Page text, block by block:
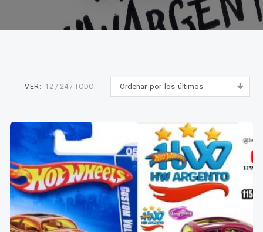
Ordenar por los últimos
VER: 12 24 TODO: